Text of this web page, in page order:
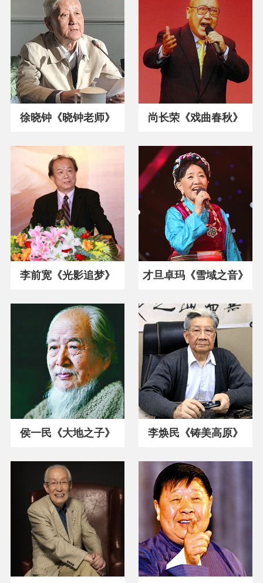
徐晓钟《晓钟老师》 尚长荣《戏曲春秋》
李前宽《光影追梦》 才旦卓玛《雪域之音》
侯一民《大地之子》 李焕民《铸美高原》